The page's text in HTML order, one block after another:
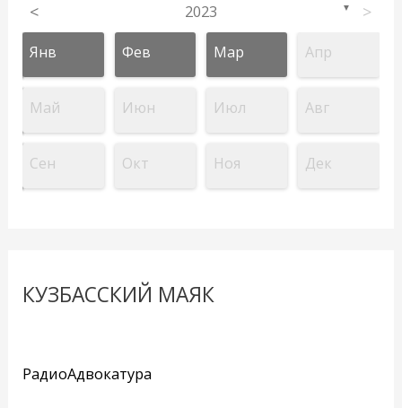
< 2023 ▼ >
Янв Фев Мар Апр
Май Июн Июл Авг
Сен Окт Ноя Дек
КУЗБАССКИЙ МАЯК
РадиоАдвокатура